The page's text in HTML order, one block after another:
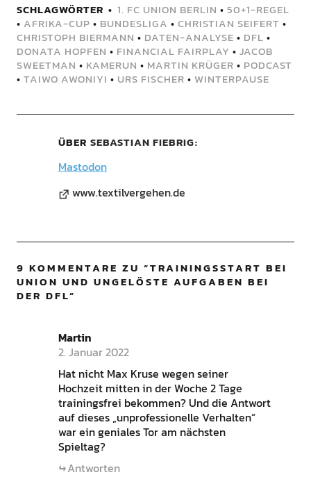
SCHLAGWÖRTER 1. FC UNION BERLIN • 50+1-REGEL
• AFRIKA-CUP • BUNDESLIGA • CHRISTIAN SEIFERT •
CHRISTOPH BIERMANN • DATEN-ANALYSE • DFL •
DONATA HOPFEN • FINANCIAL FAIRPLAY • JACOB
SWEETMAN • KAMERUN • MARTIN KRÜGER • PODCAST
• TAIWO AWONIYI • URS FISCHER • WINTERPAUSE
ÜBER SEBASTIAN FIEBRIG
Mastodon
www.textilvergehen.de
9 KOMMENTARE ZU “TRAININGSSTART BEI
UNION UND UNGELÖSTE AUFGABEN BEI
DER DFL”
Martin
2. Januar 2022
Hat nicht Max Kruse wegen seiner
Hochzeit mitten in der Woche 2 Tage
trainingsfrei bekommen? Und die Antwort
auf dieses „unprofessionelle Verhalten“
war ein geniales Tor am nächsten
Spieltag?
Antworten